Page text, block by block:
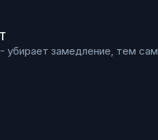
убирает замедление, тем